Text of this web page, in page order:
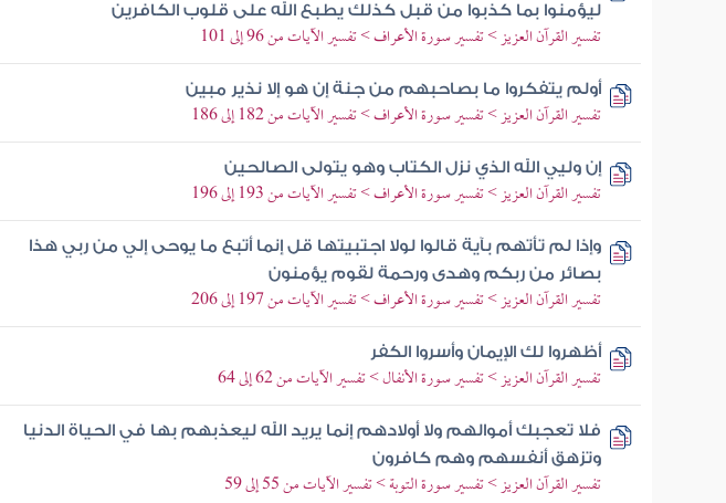
ليؤمنوا بما كذبوا من قبل كذلك يطبع الله على قلوب الكافرين
تفسير القرآن العزيز > تفسير سورة الأعراف > تفسير الآيات من 96 إلى 101
أولم يتفكروا ما بصاحبهم من جنة إن هو إلا نذير مبين
تفسير القرآن العزيز > تفسير سورة الأعراف > تفسير الآيات من 182 إلى 186
إن وليي الله الذي نزل الكتاب وهو يتولى الصالحين
تفسير القرآن العزيز > تفسير سورة الأعراف > تفسير الآيات من 193 إلى 196
وإذا لم تأتهم بآية قالوا لولا اجتبيتها قل إنما أتبع ما يوحى إلي من ربي هذا
بصائر من ربكم وهدى ورحمة لقوم يؤمنون
تفسير القرآن العزيز > تفسير سورة الأعراف > تفسير الآيات من 197 إلى 206
أظهروا لك الإيمان وأسروا الكفر
تفسير القرآن العزيز > تفسير سورة الأنفال > تفسير الآيات من 62 إلى 64
فلا تعجبك أموالهم ولا أولادهم إنما يريد الله ليعذبهم بها في الحياة الدنيا
وتزهق أنفسهم وهم كافرون
تفسير القرآن العزيز > تفسير سورة التوبة > تفسير الآيات من 55 إلى 59